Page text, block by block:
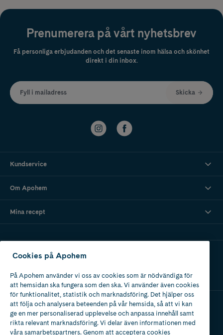
Prenumerera på vårt nyhetsbrev
Få personliga erbjudanden och det senaste inom hälsa och skönhet
direkt i din inbox.
Fyll i mailadress Skicka
Kundservice
Om Apohem
Mina recept
Ladda ner vår app
Apotek med tillstånd
av Läkemedelsverket
Cookies på Apohem
På Apohem använder vi oss av cookies som är nödvändiga för
att hemsidan ska fungera som den ska. Vi använder även cookies
för funktionalitet, statistik och marknadsföring. Det hjälper oss
att följa och analysera beteenden på vår hemsida, så att vi kan
ge en mer personaliserad upplevelse och anpassa innehåll samt
rikta relevant marknadsföring. Vi delar även informationen med
våra samarbetspartners. Genom att acceptera cookies